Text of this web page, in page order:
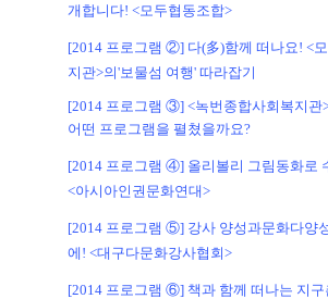
개합니다! <모두협동조합>
[2014 프로그램 ②] 다(多)함께 떠나요! <
지관>의'보물섬 여행' 따라잡기
[2014 프로그램 ③] <녹번종합사회복지관
어떤 프로그램을 펼쳤을까요?
[2014 프로그램 ④] 올리볼리 그림동화로
<아시아인권문화연대>
[2014 프로그램 ⑤] 강사 양성과문화다양
에! <대구다문화강사협회>
[2014 프로그램 ⑥] 책과 함께 떠나는 지구